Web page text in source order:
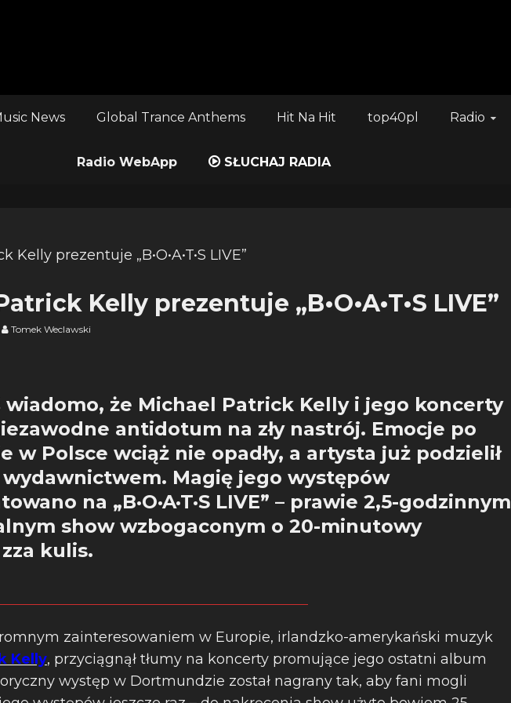
News Global Trance Anthems Hit Na Hit top40pl Radio
Radio WebApp SŁUCHAJ RADIA
Kelly prezentuje „B•O•A•T•S LIVE”
Tomek Weclawski
wiadomo, że Michael Patrick Kelly i jego koncerty
antidotum na zły nastrój. Emocje po
w Polsce wciąż nie opadły, a artysta już podzielił
Magię jego występów
na „B·O·A·T·S LIVE” – prawie 2,5-godzinnym
show wzbogaconym o 20-minutowy
kulis.
zainteresowaniem w Europie, irlandzko-amerykański muzyk
Kelly, przyciągnął tłumy na koncerty promujące jego ostatni album
występ w Dortmundzie został nagrany tak, aby fani mogli